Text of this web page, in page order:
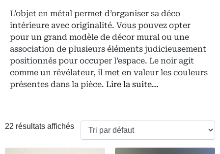
L’objet en métal permet d’organiser sa déco
intérieure avec originalité. Vous pouvez opter
pour un grand modèle de décor mural ou une
association de plusieurs éléments judicieusement
positionnés pour occuper l’espace. Le noir agit
comme un révélateur, il met en valeur les couleurs
présentes dans la pièce. Lire la suite…
22 résultats affichés